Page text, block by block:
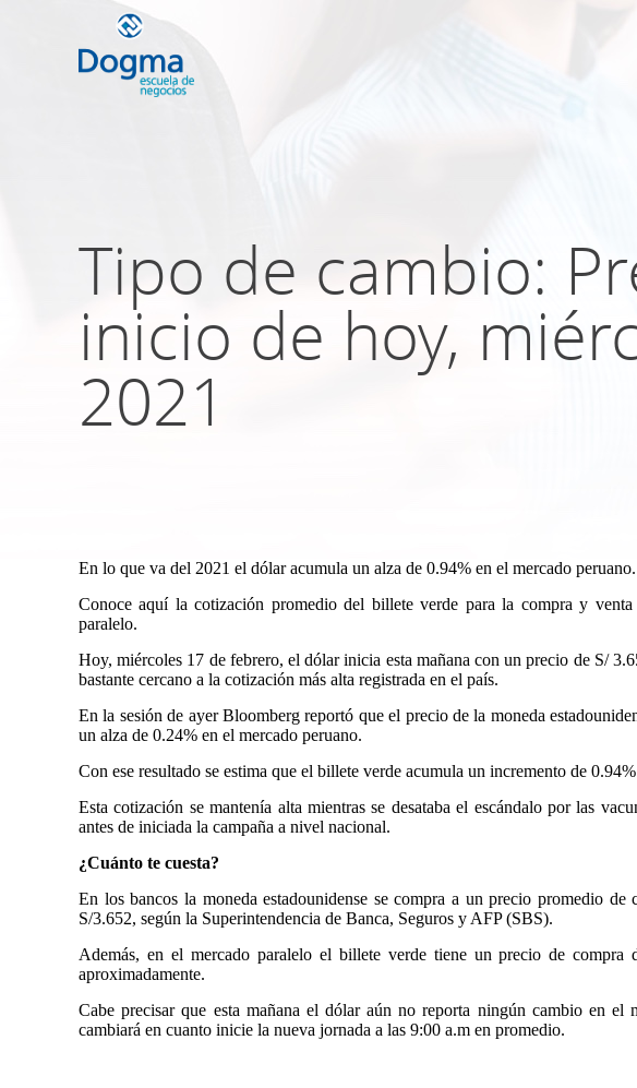
Tipo de cambio:
inicio de hoy,
2021
En lo que va del 2021 el dólar acumula un alza de 0.94% en el mercado
Conoce aquí la cotización promedio del billete verde para la compra y
paralelo.
Hoy, miércoles 17 de febrero, el dólar inicia esta mañana con un precio de S/
bastante cercano a la cotización más alta registrada en el país.
En la sesión de ayer Bloomberg reportó que el precio de la moneda
un alza de 0.24% en el mercado peruano.
Con ese resultado se estima que el billete verde acumula un incremento de
Esta cotización se mantenía alta mientras se desataba el escándalo por las
antes de iniciada la campaña a nivel nacional.
¿Cuánto te cuesta?
En los bancos la moneda estadounidense se compra a un precio promedio de
S/3.652, según la Superintendencia de Banca, Seguros y AFP (SBS).
Además, en el mercado paralelo el billete verde tiene un precio de compra
aproximadamente.
Cabe precisar que esta mañana el dólar aún no reporta ningún cambio en el
cambiará en cuanto inicie la nueva jornada a las 9:00 a.m en promedio.
próximos cursos
TRIBUTACIÓN INTERNACIONAL | TODO SOBRE
NO DOMICILIADOS